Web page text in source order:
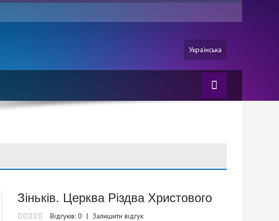
Українська
Зіньків. Церква Різдва Христового
Відгуків: 0 | Залишити відгук